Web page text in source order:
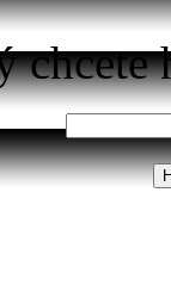
chcete